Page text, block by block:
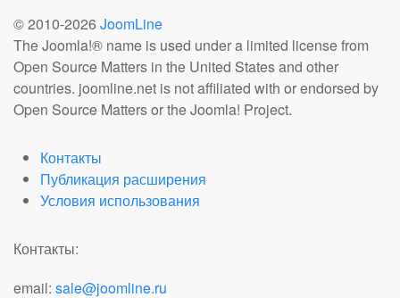
© 2010-2026 JoomLine
The Joomla!® name is used under a limited license from
Open Source Matters in the United States and other
countries. joomline.net is not affiliated with or endorsed by
Open Source Matters or the Joomla! Project.
Контакты
Публикация расширения
Условия использования
Контакты:
email: sale@joomline.ru